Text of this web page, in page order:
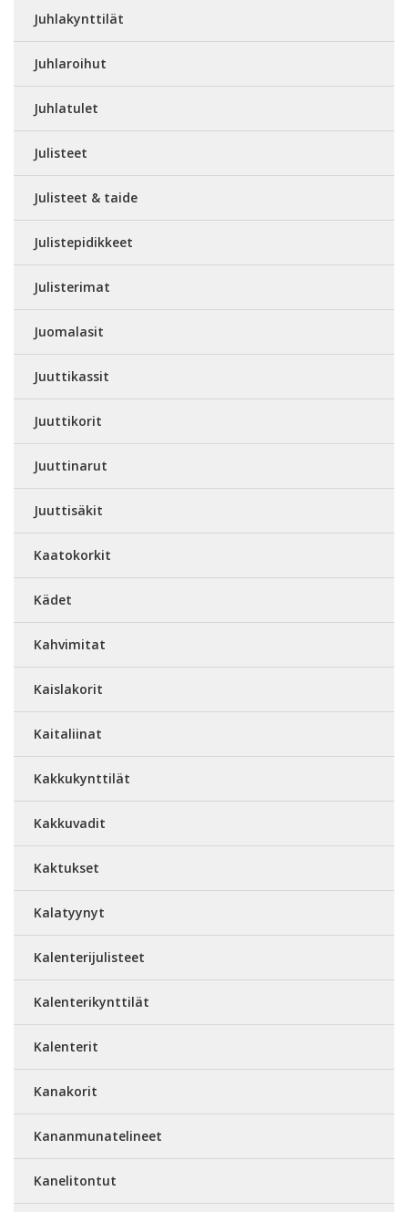
Juhlakynttilät
Juhlaroihut
Juhlatulet
Julisteet
Julisteet & taide
Julistepidikkeet
Julisterimat
Juomalasit
Juuttikassit
Juuttikorit
Juuttinarut
Juuttisäkit
Kaatokorkit
Kädet
Kahvimitat
Kaislakorit
Kaitaliinat
Kakkukynttilät
Kakkuvadit
Kaktukset
Kalatyynyt
Kalenterijulisteet
Kalenterikynttilät
Kalenterit
Kanakorit
Kananmunatelineet
Kanelitontut